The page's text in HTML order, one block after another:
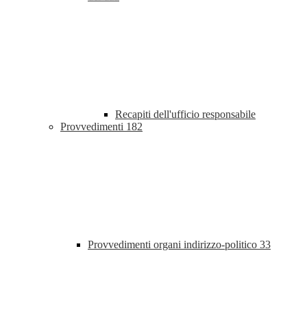
Recapiti dell'ufficio responsabile
Provvedimenti 182
Provvedimenti organi indirizzo-politico 33